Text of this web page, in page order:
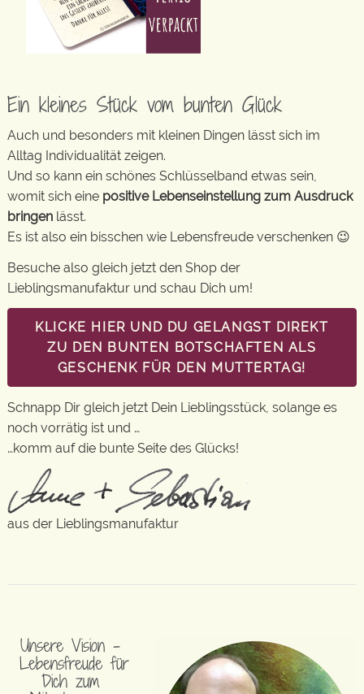
Ein kleines Stück vom bunten Glück
Auch und besonders mit kleinen Dingen lässt sich im
Alltag Individualität zeigen.
Und so kann ein schönes Schlüsselband etwas sein,
womit sich eine positive Lebenseinstellung zum Ausdruck
bringen lässt.
Es ist also ein bisschen wie Lebensfreude verschenken 😉
Besuche also gleich jetzt den Shop der
Lieblingsmanufaktur und schau Dich um!
KLICKE HIER UND DU GELANGST DIREKT
ZU DEN BUNTEN BOTSCHAFTEN ALS
GESCHENK FÜR DEN MUTTERTAG!
Schnapp Dir gleich jetzt Dein Lieblingsstück, solange es
noch vorrätig ist und …
…komm auf die bunte Seite des Glücks!
aus der Lieblingsmanufaktur
Unsere Vision –
Lebensfreude für
Dich zum